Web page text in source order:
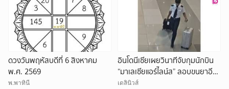
ดวงวันพฤหัสบดีที่ 6 สิงหาคม
พ.ศ. 2569
พ.พาทินี
อินโดนีเซียเผยวินาทีจับกุมนักบิน
“มาเลเซียแอร์ไลน์ส” ลอบขนยาอี
26 กก.(คลิป)
เดลินิวส์